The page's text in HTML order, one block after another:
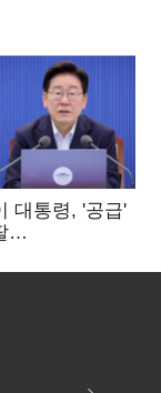
대통령, '공급'
내부선